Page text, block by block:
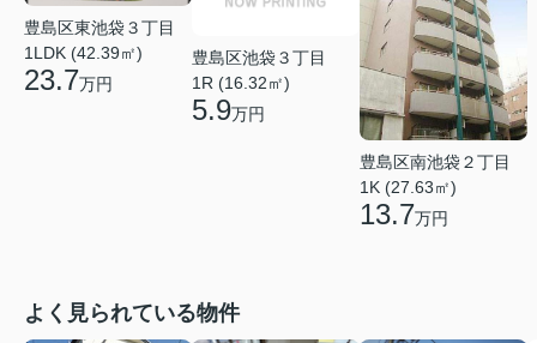
豊島区東池袋３丁目
1LDK (42.39㎡)
23.7万円
豊島区池袋３丁目
1R (16.32㎡)
5.9万円
豊島区南池袋２丁目
1K (27.63㎡)
13.7万円
よく見られている物件